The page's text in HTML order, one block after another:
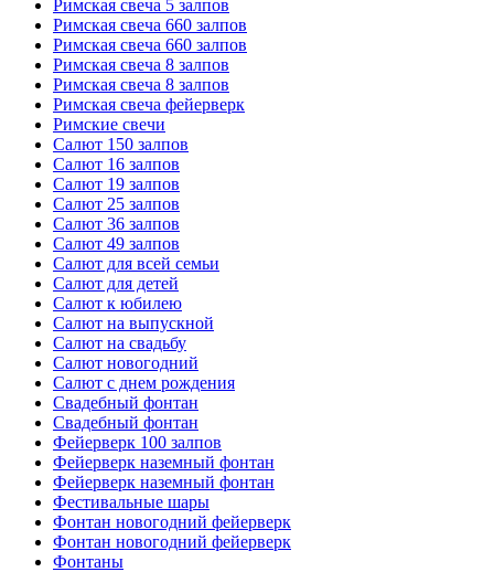
Римская свеча 5 залпов
Римская свеча 660 залпов
Римская свеча 660 залпов
Римская свеча 8 залпов
Римская свеча 8 залпов
Римская свеча фейерверк
Римские свечи
Салют 150 залпов
Салют 16 залпов
Салют 19 залпов
Салют 25 залпов
Салют 36 залпов
Салют 49 залпов
Салют для всей семьи
Салют для детей
Салют к юбилею
Салют на выпускной
Салют на свадьбу
Салют новогодний
Салют с днем рождения
Свадебный фонтан
Свадебный фонтан
Фейерверк 100 залпов
Фейерверк наземный фонтан
Фейерверк наземный фонтан
Фестивальные шары
Фонтан новогодний фейерверк
Фонтан новогодний фейерверк
Фонтаны